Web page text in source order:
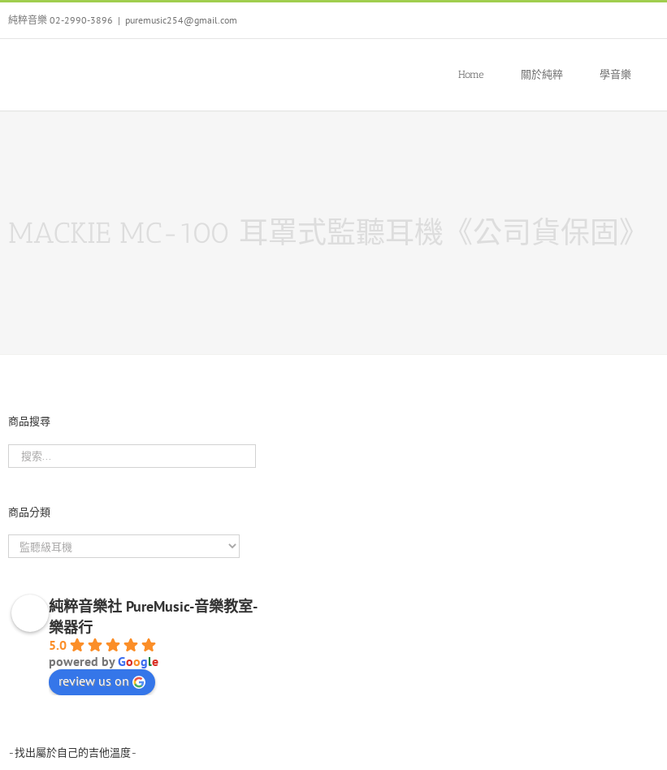
Skip
content
純粹音樂 02-2990-3896 | puremusic254@gmail.com
Home 關於純粹 學音樂
MACKIE MC-100 耳罩式監聽耳機《公司貨保固》
商品搜尋
商品分類
純粹音樂社 PureMusic-音樂教室-
樂器行
5.0
powered byGoogle
review us on
-找出屬於自己的吉他溫度-